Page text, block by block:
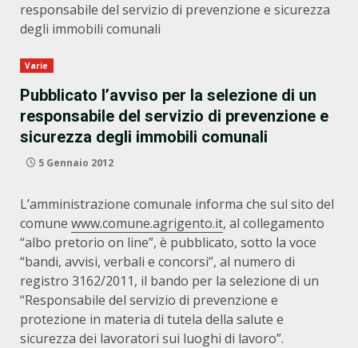
responsabile del servizio di prevenzione e sicurezza
degli immobili comunali
Varie
Pubblicato l’avviso per la selezione di un
responsabile del servizio di prevenzione e
sicurezza degli immobili comunali
5 Gennaio 2012
L’amministrazione comunale informa che sul sito del
comune www.comune.agrigento.it, al collegamento
“albo pretorio on line”, è pubblicato, sotto la voce
“bandi, avvisi, verbali e concorsi”, al numero di
registro 3162/2011, il bando per la selezione di un
“Responsabile del servizio di prevenzione e
protezione in materia di tutela della salute e
sicurezza dei lavoratori sui luoghi di lavoro”.